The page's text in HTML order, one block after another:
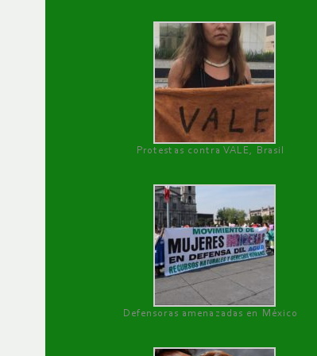
Protestas contra VALE, Brasil
Defensoras amenazadas en México